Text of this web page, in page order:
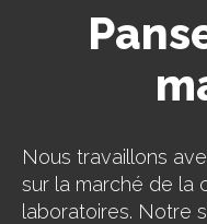
Nous travaillons
sur la marché de la
laboratoires. Notre